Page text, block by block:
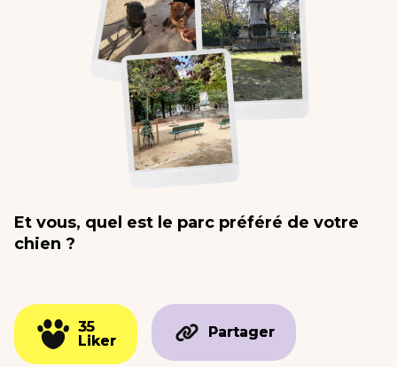
Et vous, quel est le parc préféré de votre
chien ?
35
Liker
35
Liker
Partager
Partager